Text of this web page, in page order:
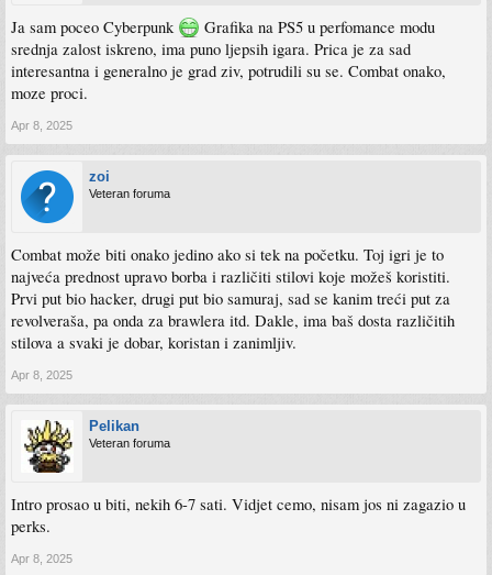
Ja sam poceo Cyberpunk
Grafika na PS5 u perfomance modu
srednja zalost iskreno, ima puno ljepsih igara. Prica je za sad
interesantna i generalno je grad ziv, potrudili su se. Combat onako,
moze proci.
Apr 8, 2025
zoi
Veteran foruma
Combat može biti onako jedino ako si tek na početku. Toj igri je to
najveća prednost upravo borba i različiti stilovi koje možeš koristiti.
Prvi put bio hacker, drugi put bio samuraj, sad se kanim treći put za
revolveraša, pa onda za brawlera itd. Dakle, ima baš dosta različitih
stilova a svaki je dobar, koristan i zanimljiv.
Apr 8, 2025
Pelikan
Veteran foruma
Intro prosao u biti, nekih 6-7 sati. Vidjet cemo, nisam jos ni zagazio u
perks.
Apr 8, 2025